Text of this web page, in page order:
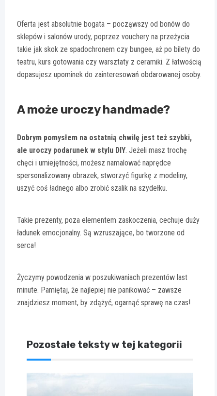
Oferta jest absolutnie bogata – począwszy od bonów do
sklepów i salonów urody, poprzez vouchery na przeżycia
takie jak skok ze spadochronem czy bungee, aż po bilety do
teatru, kurs gotowania czy warsztaty z ceramiki. Z łatwością
dopasujesz upominek do zainteresowań obdarowanej osoby.
A może uroczy handmade?
Dobrym pomysłem na ostatnią chwilę jest też szybki,
ale uroczy podarunek w stylu DIY. Jeżeli masz trochę
chęci i umiejętności, możesz namalować naprędce
spersonalizowany obrazek, stworzyć figurkę z modeliny,
uszyć coś ładnego albo zrobić szalik na szydełku.
Takie prezenty, poza elementem zaskoczenia, cechuje duży
ładunek emocjonalny. Są wzruszające, bo tworzone od
serca!
Życzymy powodzenia w poszukiwaniach prezentów last
minute. Pamiętaj, że najlepiej nie panikować – zawsze
znajdziesz moment, by zdążyć, ogarnąć sprawę na czas!
Pozostałe teksty w tej kategorii